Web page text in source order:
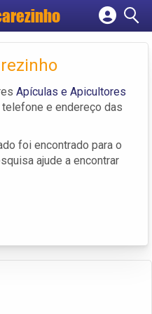
empresa
conta
Apículas e Apicultores
e endereço das
foi encontrado para o
ajude a encontrar